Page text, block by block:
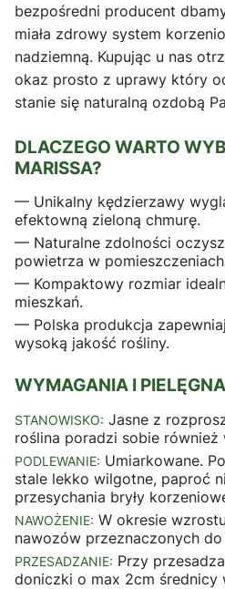
bezpośredni producent
miała zdrowy system
nadziemną. Kupując u nas
okaz prosto z uprawy który
stanie się naturalną ozdobą
DLACZEGO WARTO
MARISSA?
— Unikalny kędzierzawy
efektowną zieloną chmurę.
— Naturalne zdolności
powietrza w
— Kompaktowy rozmiar
mieszkań.
— Polska produkcja
wysoką jakość rośliny.
WYMAGANIA I
STANOWISKO: Jasne z
roślina poradzi sobie również
PODLEWANIE: Umiarkowane.
stale lekko wilgotne, paproć
przesychania bryły
NAWOŻENIE: W okresie
nawozów przeznaczonych
PRZESADZANIE: Przy
doniczki o max 2cm średnicy